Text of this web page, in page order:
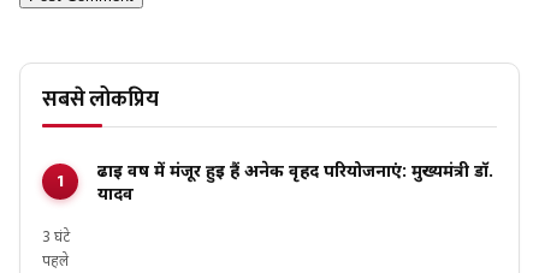
सबसे लोकप्रिय
ढाई वर्ष में मंजूर हुई हैं अनेक वृहद परियोजनाएं: मुख्यमंत्री डॉ.
यादव
3 घंटे
पहले